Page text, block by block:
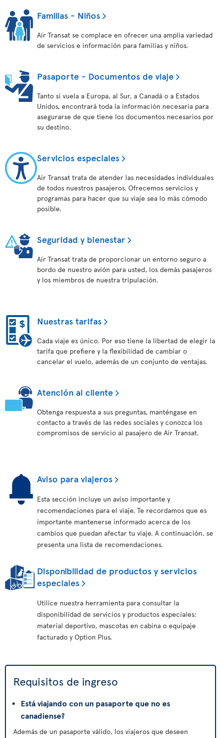
Familias - Niños
Air Transat se complace en ofrecer una amplia variedad
de servicios e información para familias y niños.
Pasaporte - Documentos de viaje
Tanto si vuela a Europa, al Sur, a Canadá o a Estados
Unidos, encontrará toda la información necesaria para
asegurarse de que tiene los documentos necesarios por
su destino.
Servicios especiales
Air Transat trata de atender las necesidades individuales
de todos nuestros pasajeros. Ofrecemos servicios y
programas para hacer que su viaje sea lo más cómodo
posible.
Seguridad y bienestar
Air Transat trata de proporcionar un entorno seguro a
bordo de nuestro avión para usted, los demás pasajeros
y los miembros de nuestra tripulación.
Nuestras tarifas
Cada viaje es único. Por eso tiene la libertad de elegir la
tarifa que prefiere y la flexibilidad de cambiar o
cancelar el vuelo, además de un conjunto de ventajas.
Atención al cliente
Obtenga respuesta a sus preguntas, manténgase en
contacto a través de las redes sociales y conozca los
compromisos de servicio al pasajero de Air Transat.
Aviso para viajeros
Esta sección incluye un aviso importante y
recomendaciones para el viaje. Te recordamos que es
importante mantenerse informado acerca de los
cambios que puedan afectar tu viaje. A continuación, se
presenta una lista de recomendaciones.
Disponibilidad de productos y servicios
especiales
Utilice nuestra herramienta para consultar la
disponibilidad de servicios y productos especiales:
material deportivo, mascotas en cabina o equipaje
facturado y Option Plus.
Requisitos de ingreso
Está viajando con un pasaporte que no es
canadiense?
Además de un pasaporte válido, los viajeros que deseen